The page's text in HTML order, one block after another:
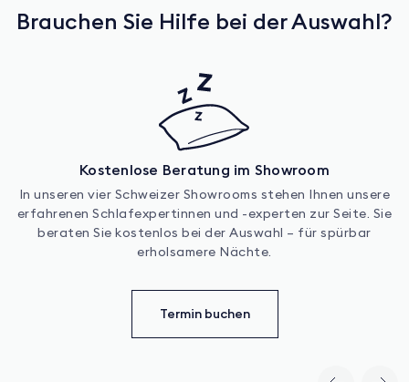
Brauchen Sie Hilfe bei der Auswahl?
Kostenlose Beratung im Showroom
In unseren vier Schweizer Showrooms stehen Ihnen unsere
erfahrenen Schlafexpertinnen und -experten zur Seite. Sie
beraten Sie kostenlos bei der Auswahl – für spürbar
erholsamere Nächte.
Termin buchen